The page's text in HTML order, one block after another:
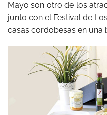
Mayo son otro de los
junto con el Festival de
casas cordobesas en una